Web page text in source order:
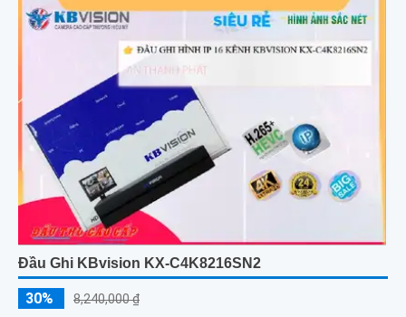
Đầu Ghi KBvision KX-C4K8216SN2
30% 8,240,000 ₫